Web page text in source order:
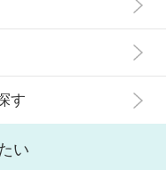
。 この記事では、通
ような生徒が通っ
信制高校に向いてい
す
い